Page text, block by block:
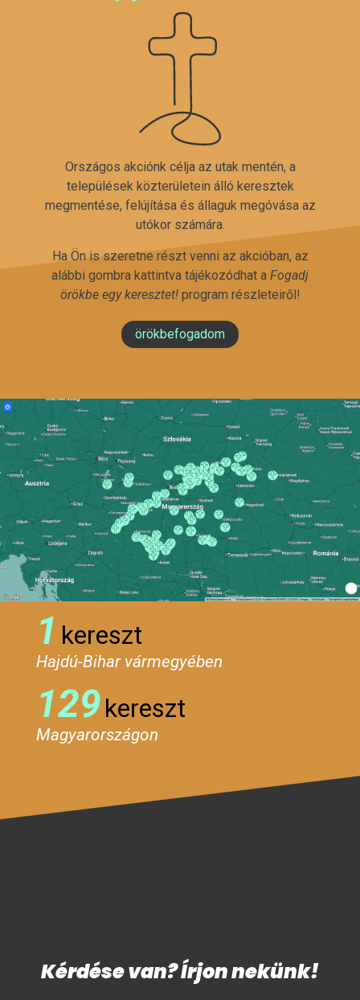
Országos akciónk célja az utak mentén, a
települések közterületein álló keresztek
megmentése, felújítása és állaguk megóvása az
utókor számára.
Ha Ön is szeretne részt venni az akcióban, az
alábbi gombra kattintva tájékozódhat a Fogadj
örökbe egy keresztet!program részleteiről!
örökbefogadom
1 kereszt
Hajdú-Bihar vármegyében
129kereszt
Magyarországon
Kérdése van? Írjon nekünk!